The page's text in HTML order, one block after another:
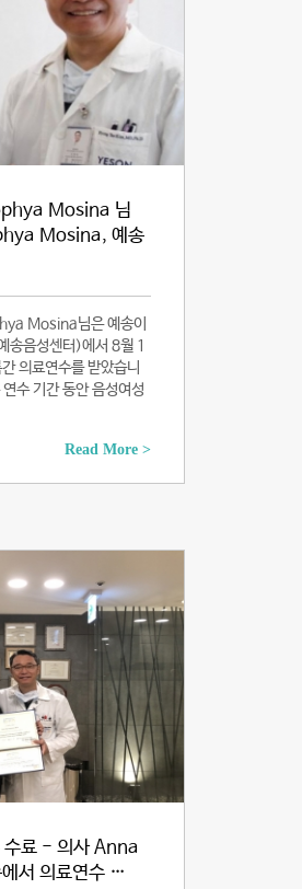
Mosina 님
Mosina, 예송
Mosina님은 예송이
송음성센터)에서 8월 1
의료연수를 받았습니
수 기간 동안 음성여성
Read More >
수료 - 의사 Anna
서 의료연수 …